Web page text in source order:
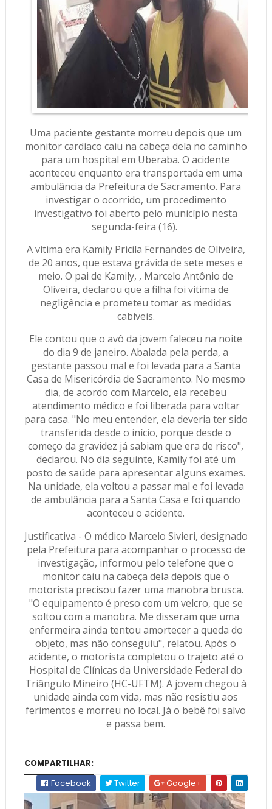
Uma paciente gestante morreu depois que um
monitor cardíaco caiu na cabeça dela no caminho
para um hospital em Uberaba. O acidente
aconteceu enquanto era transportada em uma
ambulância da Prefeitura de Sacramento. Para
investigar o ocorrido, um procedimento
investigativo foi aberto pelo município nesta
segunda-feira (16).
A vítima era Kamily Pricila Fernandes de Oliveira,
de 20 anos, que estava grávida de sete meses e
meio. O pai de Kamily, , Marcelo Antônio de
Oliveira, declarou que a filha foi vítima de
negligência e prometeu tomar as medidas
cabíveis.
Ele contou que o avô da jovem faleceu na noite
do dia 9 de janeiro. Abalada pela perda, a
gestante passou mal e foi levada para a Santa
Casa de Misericórdia de Sacramento. No mesmo
dia, de acordo com Marcelo, ela recebeu
atendimento médico e foi liberada para voltar
para casa. "No meu entender, ela deveria ter sido
transferida desde o início, porque desde o
começo da gravidez já sabiam que era de risco",
declarou. No dia seguinte, Kamily foi até um
posto de saúde para apresentar alguns exames.
Na unidade, ela voltou a passar mal e foi levada
de ambulância para a Santa Casa e foi quando
aconteceu o acidente.
Justificativa - O médico Marcelo Sivieri, designado
pela Prefeitura para acompanhar o processo de
investigação, informou pelo telefone que o
monitor caiu na cabeça dela depois que o
motorista precisou fazer uma manobra brusca.
"O equipamento é preso com um velcro, que se
soltou com a manobra. Me disseram que uma
enfermeira ainda tentou amortecer a queda do
objeto, mas não conseguiu", relatou. Após o
acidente, o motorista completou o trajeto até o
Hospital de Clínicas da Universidade Federal do
Triângulo Mineiro (HC-UFTM). A jovem chegou à
unidade ainda com vida, mas não resistiu aos
ferimentos e morreu no local. Já o bebê foi salvo
e passa bem.
COMPARTILHAR:
Facebook
Twitter Google+